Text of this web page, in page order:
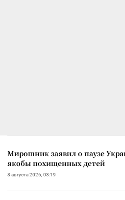
Мирошник заявил о паузе
якобы похищенных детей
8 августа 2026, 03:19